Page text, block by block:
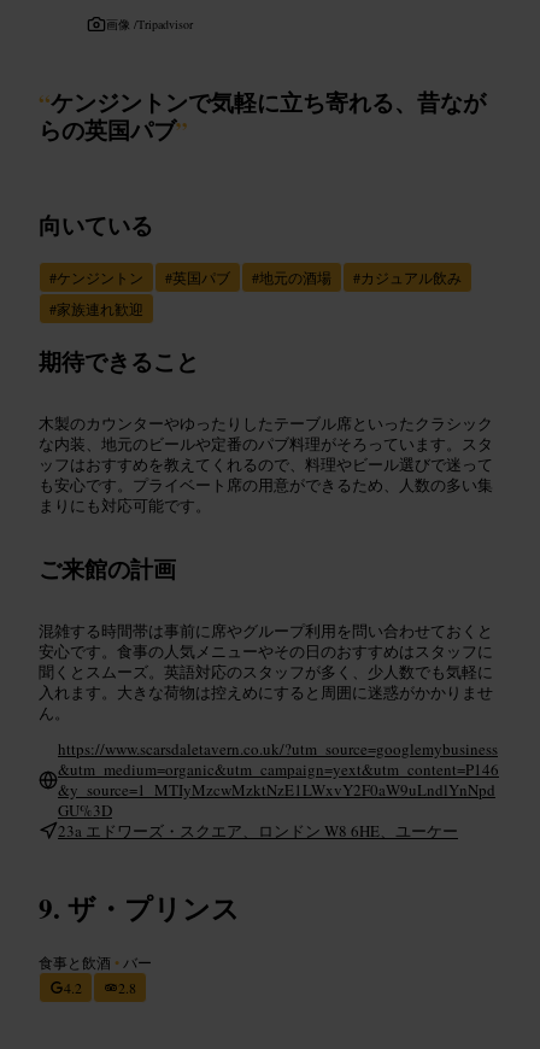
画像 /Tripadvisor
“ケンジントンで気軽に立ち寄れる、昔なが
らの英国パブ”
向いている
#ケンジントン #英国パブ #地元の酒場 #カジュアル飲み
#家族連れ歓迎
期待できること
木製のカウンターやゆったりしたテーブル席といったクラシック
な内装、地元のビールや定番のパブ料理がそろっています。スタ
ッフはおすすめを教えてくれるので、料理やビール選びで迷って
も安心です。プライベート席の用意ができるため、人数の多い集
まりにも対応可能です。
ご来館の計画
混雑する時間帯は事前に席やグループ利用を問い合わせておくと
安心です。食事の人気メニューやその日のおすすめはスタッフに
聞くとスムーズ。英語対応のスタッフが多く、少人数でも気軽に
入れます。大きな荷物は控えめにすると周囲に迷惑がかかりませ
ん。
https://www.scarsdaletavern.co.uk/?utm_source=googlemybusiness
&utm_medium=organic&utm_campaign=yext&utm_content=P146
&y_source=1_MTIyMzcwMzktNzE1LWxvY2F0aW9uLndlYnNpd
GU%3D
23a エドワーズ・スクエア、ロンドン W8 6HE、ユーケー
ザ・プリンス
食事と飲酒 • バー
4.2
2.8